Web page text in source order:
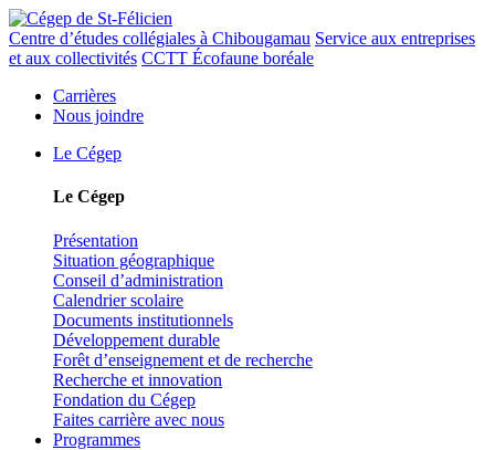
Centre d’études collégiales à Chibougamau Service aux entreprises
et aux collectivités CCTT Écofaune boréale
Carrières
Nous joindre
Le Cégep
Le Cégep
Présentation
Situation géographique
Conseil d’administration
Calendrier scolaire
Documents institutionnels
Développement durable
Forêt d’enseignement et de recherche
Recherche et innovation
Fondation du Cégep
Faites carrière avec nous
Programmes